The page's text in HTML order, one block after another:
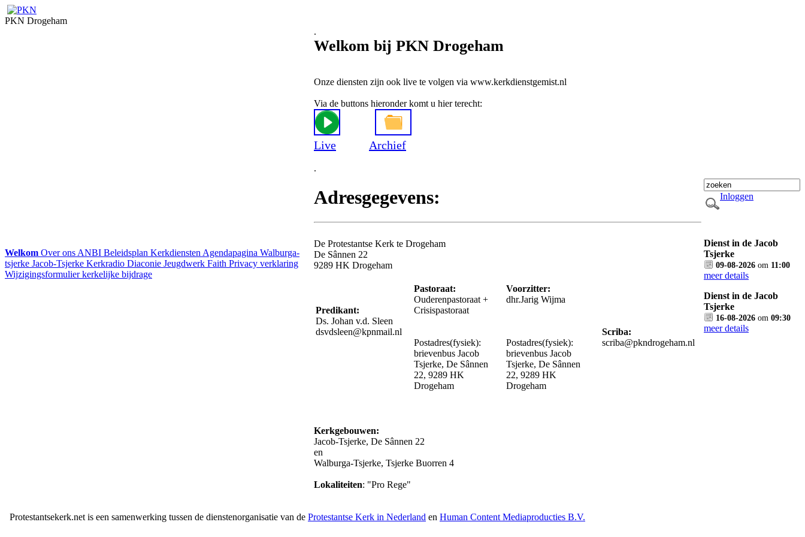
PKN Drogeham
Welkom Over ons ANBI Beleidsplan Kerkdiensten Agendapagina Walburga-
tsjerke Jacob-Tsjerke Kerkradio Diaconie Jeugdwerk Faith Privacy verklaring
Wijzigingsformulier kerkelijke bijdrage
.
Welkom bij PKN Drogeham
Onze diensten zijn ook live te volgen via www.kerkdienstgemist.nl
Via de buttons hieronder komt u hier terecht:
Live Archief
.
Adresgegevens:
De Protestantse Kerk te Drogeham
De Sânnen 22
9289 HK Drogeham
Predikant:
Ds. Johan v.d. Sleen
dsvdsleen@kpnmail.nl
Pastoraat:
Ouderenpastoraat +
Crisispastoraat
Postadres(fysiek):
brievenbus Jacob
Tsjerke, De Sânnen
22, 9289 HK
Drogeham
Voorzitter:
dhr.Jarig Wijma
Postadres(fysiek):
brievenbus Jacob
Tsjerke, De Sânnen
22, 9289 HK
Drogeham
Scriba:
scriba@pkndrogeham.nl
Kerkgebouwen:
Jacob-Tsjerke, De Sânnen 22
en
Walburga-Tsjerke, Tsjerke Buorren 4
Lokaliteiten: "Pro Rege"
Inloggen
Dienst in de Jacob
Tsjerke
09-08-2026 om 11:00
meer details
Dienst in de Jacob
Tsjerke
16-08-2026 om 09:30
meer details
Protestantsekerk.net is een samenwerking tussen de dienstenorganisatie van de Protestantse Kerk in Nederland en Human Content Mediaproducties B.V.